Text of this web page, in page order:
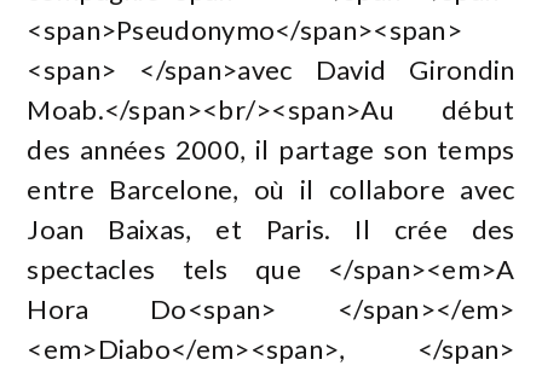
<span>Pseudonymo</span><span>
<span> </span>avec David Girondin
Moab.</span><br/><span>Au début
des années 2000, il partage son temps
entre Barcelone, où il collabore avec
Joan Baixas, et Paris. Il crée des
spectacles tels que </span><em>A
Hora Do<span> </span></em>
<em>Diabo</em><span>, </span>